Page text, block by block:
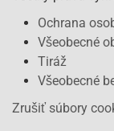
Ochrana
Všeobecné
Tiráž
Všeobecné
Zrušiť súbory